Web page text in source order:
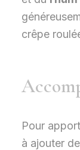
crêpe
Pour
à ajouter